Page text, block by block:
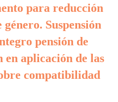
para reducción
género. Suspensión
pensión de
en aplicación de las
compatibilidad